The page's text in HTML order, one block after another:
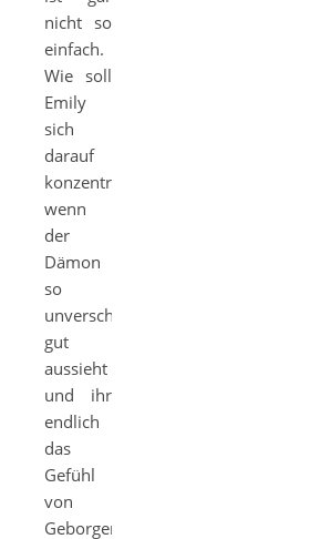
nicht so
einfach.
Wie soll
Emily
sich
darauf
konzentrieren,
wenn
der
Dämon
so
unverschämt
gut
aussieht
und ihr
endlich
das
Gefühl
von
Geborgenheit